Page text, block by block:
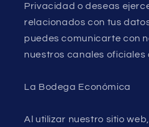
Privacidad o deseas
relacionados con tus
puedes comunicarte con
nuestros canales oficiales
La Bodega Económica
Al utilizar nuestro sitio